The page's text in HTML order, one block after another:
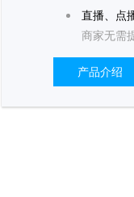
直播、点
商家无需
产品介绍